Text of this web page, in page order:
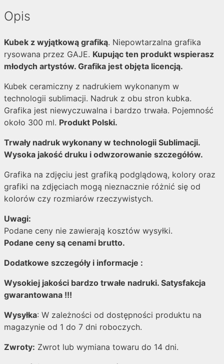
Opis
Kubek z wyjątkową grafiką. Niepowtarzalna grafika
rysowana przez GAJE. Kupując ten produkt wspierasz
młodych artystów. Grafika jest objęta licencją.
Kubek ceramiczny z nadrukiem wykonanym w
technologii sublimacji. Nadruk z obu stron kubka.
Grafika jest niewyczuwalna i bardzo trwała. Pojemność
około 300 ml. Produkt Polski.
Trwały nadruk wykonany w technologii Sublimacji.
Wysoka jakość druku i odwzorowanie szczegółów.
Grafika na zdjęciu jest grafiką podglądową, kolory oraz
grafiki na zdjęciach mogą nieznacznie różnić się od
kolorów czy rozmiarów rzeczywistych.
Uwagi:
Podane ceny nie zawierają kosztów wysyłki.
Podane ceny są cenami brutto.
Dodatkowe szczegóły i informacje :
Wysokiej jakości bardzo trwałe nadruki. Satysfakcja
gwarantowana !!!
Wysyłka: W zależności od dostępności produktu na
magazynie od 1 do 7 dni roboczych.
Zwroty: Zwrot lub wymiana towaru do 14 dni.